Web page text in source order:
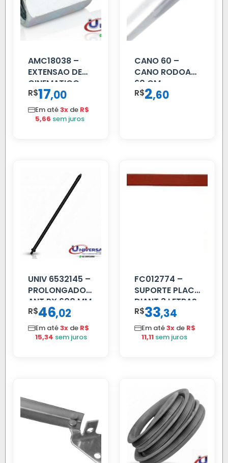
AMC18038 –
EXTENSAO DE
CINEMATICO
40MM
R$17,00
Em até3x de R$
5,66 sem juros
CANO 60 –
CANO RODOAR
60 CM
R$2,60
UNIV 6532145 –
PROLONGADOR
ANT PX 600 MM
FIBRA PRETA
R$46,02
Em até3x de R$
15,34 sem juros
FC012774 –
SUPORTE PLACA
DIANT 3 LETRAS
REFORCADO
R$33,34
Em até3x de R$
11,11 sem juros